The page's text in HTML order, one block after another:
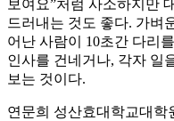
보여요”처럼 사소하지만
드러내는 것도 좋다. 가벼
어난 사람이 10초간 다리
인사를 건네거나, 각자 일
보는 것이다.
연문희 성산효대학교대학